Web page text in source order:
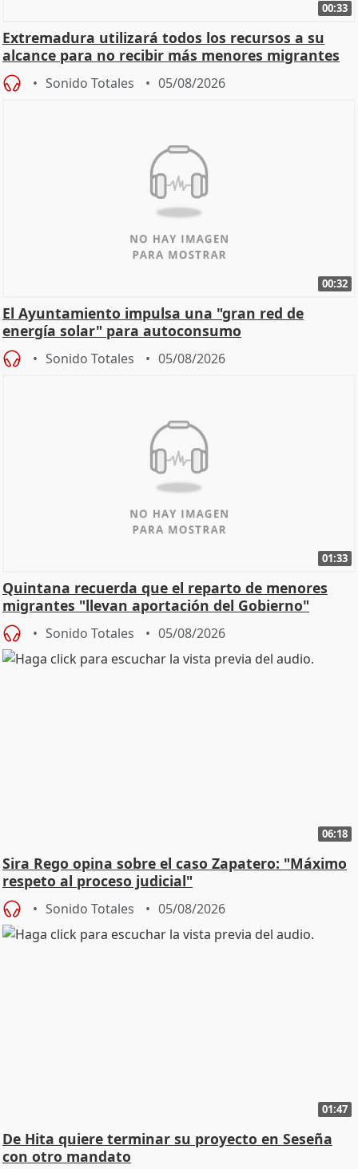
00:33
Extremadura utilizará todos los recursos a su
alcance para no recibir más menores migrantes
Sonido Totales 05/08/2026
00:32
El Ayuntamiento impulsa una "gran red de
energía solar" para autoconsumo
Sonido Totales 05/08/2026
01:33
Quintana recuerda que el reparto de menores
migrantes "llevan aportación del Gobierno"
central
Sonido Totales 05/08/2026
06:18
Sira Rego opina sobre el caso Zapatero: "Máximo
respeto al proceso judicial"
Sonido Totales 05/08/2026
01:47
De Hita quiere terminar su proyecto en Seseña
con otro mandato